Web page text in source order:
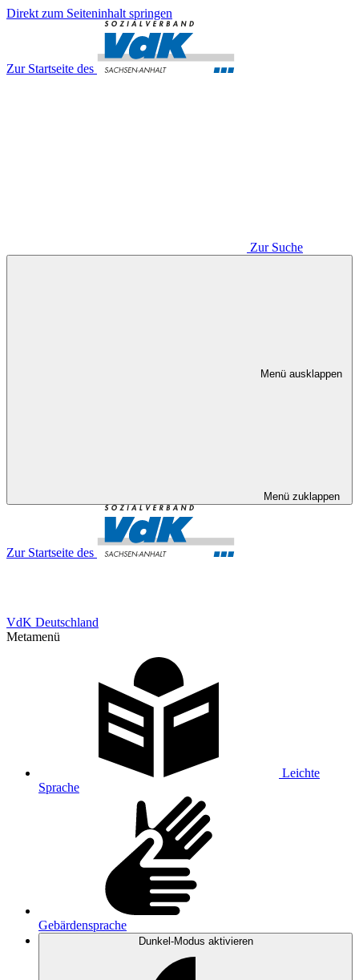
Direkt zum Seiteninhalt springen
Zur Startseite des
Zur Suche
Menü ausklappen
Menü zuklappen
Zur Startseite des
VdK Deutschland
Metamenü
Leichte
Sprache
Gebärdensprache
Dunkel-Modus aktivieren